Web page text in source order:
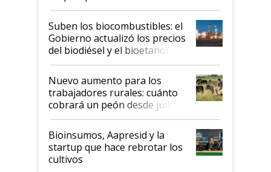
funcionamiento de las
exportadoras en tensión tras
la medida de fuerza de los
prácticos
Suben los biocombustibles: el
Gobierno actualizó los precios
del biodiésel y el bioetanol
Nuevo aumento para los
trabajadores rurales: cuánto
cobrará un peón desde julio
Bioinsumos, Aapresid y la
startup que hace rebrotar los
cultivos